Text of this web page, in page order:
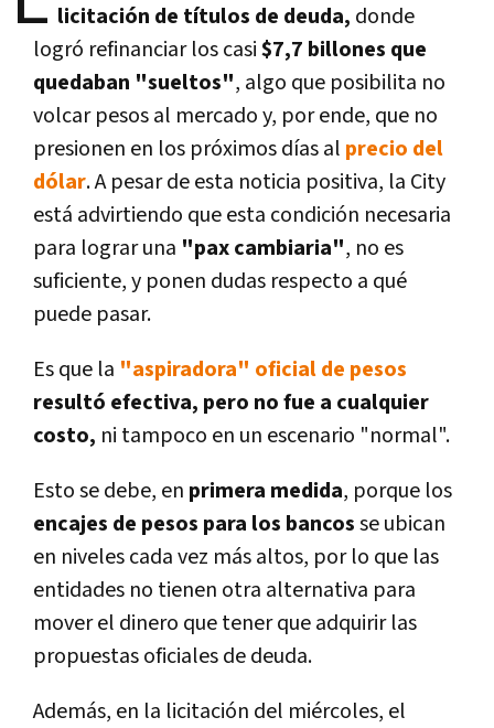
licitación de títulos de deuda, donde
logró refinanciar los casi$7,7 billones que
quedaban "sueltos", algo que posibilita no
volcar pesos al mercado y, por ende, que no
presionen en los próximos días al precio del
dólar. A pesar de esta noticia positiva, la City
está advirtiendo que esta condición necesaria
para lograr una "pax cambiaria", no es
suficiente, y ponen dudas respecto a qué
puede pasar.
Es que la "aspiradora" oficial de pesos
resultó efectiva, pero no fue a cualquier
costo, ni tampoco en un escenario "normal".
Esto se debe, en primera medida, porque los
encajes de pesos para los bancosse ubican
en niveles cada vez más altos, por lo que las
entidades no tienen otra alternativa para
mover el dinero que tener que adquirir las
propuestas oficiales de deuda.
Además, en la licitación del miércoles, el